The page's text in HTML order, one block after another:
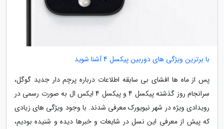
با برترین ویژگی های دوربین پیکسل 4 آشنا شوید
پس از ماه ها افشای بی سابقه اطلاعات درباره پرچم دار جدید گوگل،
سرانجام روز گذشته پیکسل 4 و پیکسل 4 ایکس ال به صورت رسمی در
رویدادی ویژه در شهر نیویورک معرفی شدند. با وجود ویژگی های زیادی
که پیش از معرفی این نسل در شایعات و خبرها دیده و شنیده بودیم،